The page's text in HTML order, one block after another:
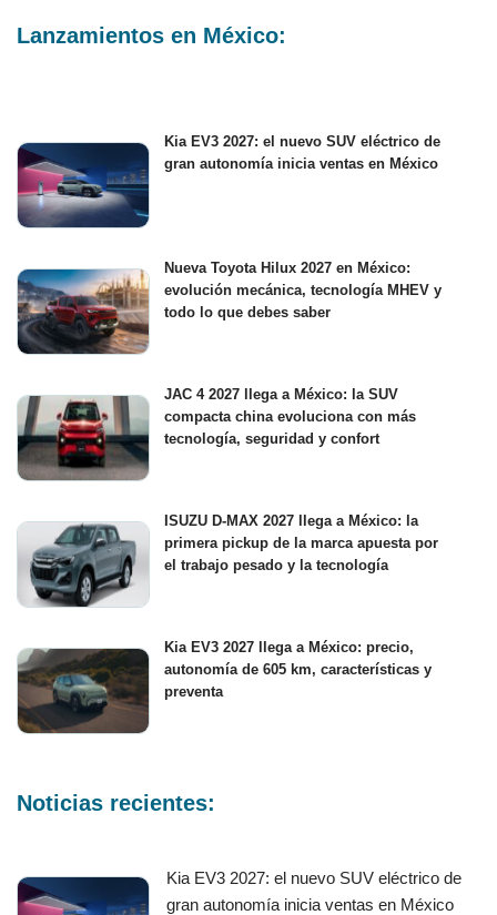
Lanzamientos en México:
Kia EV3 2027: el nuevo SUV eléctrico de
gran autonomía inicia ventas en México
Nueva Toyota Hilux 2027 en México:
evolución mecánica, tecnología MHEV y
todo lo que debes saber
JAC 4 2027 llega a México: la SUV
compacta china evoluciona con más
tecnología, seguridad y confort
ISUZU D-MAX 2027 llega a México: la
primera pickup de la marca apuesta por
el trabajo pesado y la tecnología
Kia EV3 2027 llega a México: precio,
autonomía de 605 km, características y
preventa
Noticias recientes:
Kia EV3 2027: el nuevo SUV eléctrico de
gran autonomía inicia ventas en México